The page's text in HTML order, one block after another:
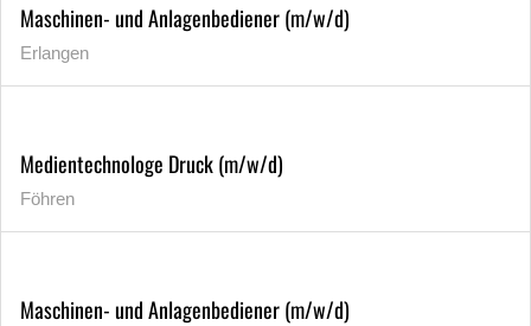
Maschinen- und Anlagenbediener (m/w/d)
Erlangen
Medientechnologe Druck (m/w/d)
Föhren
Maschinen- und Anlagenbediener (m/w/d)